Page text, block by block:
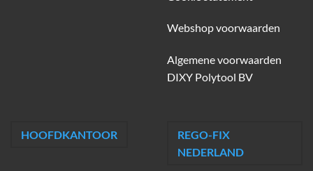
Webshop voorwaarden
Algemene voorwaarden
DIXY Polytool BV
HOOFDKANTOOR
REGO-FIX
NEDERLAND